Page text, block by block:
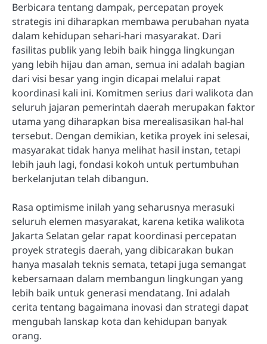
Berbicara tentang dampak, percepatan proyek
strategis ini diharapkan membawa perubahan nyata
dalam kehidupan sehari-hari masyarakat. Dari
fasilitas publik yang lebih baik hingga lingkungan
yang lebih hijau dan aman, semua ini adalah bagian
dari visi besar yang ingin dicapai melalui rapat
koordinasi kali ini. Komitmen serius dari walikota dan
seluruh jajaran pemerintah daerah merupakan faktor
utama yang diharapkan bisa merealisasikan hal-hal
tersebut. Dengan demikian, ketika proyek ini selesai,
masyarakat tidak hanya melihat hasil instan, tetapi
lebih jauh lagi, fondasi kokoh untuk pertumbuhan
berkelanjutan telah dibangun.
Rasa optimisme inilah yang seharusnya merasuki
seluruh elemen masyarakat, karena ketika walikota
Jakarta Selatan gelar rapat koordinasi percepatan
proyek strategis daerah, yang dibicarakan bukan
hanya masalah teknis semata, tetapi juga semangat
kebersamaan dalam membangun lingkungan yang
lebih baik untuk generasi mendatang. Ini adalah
cerita tentang bagaimana inovasi dan strategi dapat
mengubah lanskap kota dan kehidupan banyak
orang.